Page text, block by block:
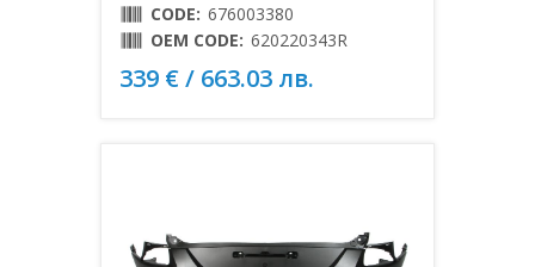
CODE: 676003380
OEM CODE: 620220343R
339 € / 663.03 лв.